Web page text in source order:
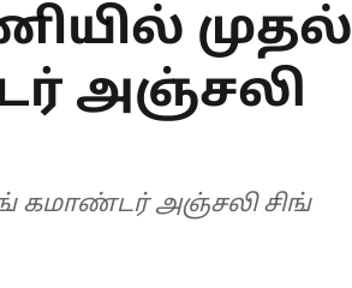
முதல்
அஞ்சலி
கமாண்டர் அஞ்சலி சிங்